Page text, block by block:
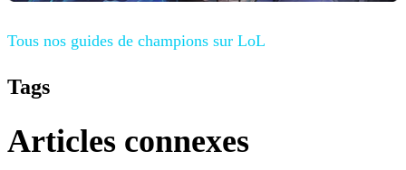
Tous nos guides de champions sur LoL
Tags
Articles connexes